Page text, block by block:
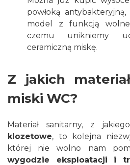
powłoką
model z funkcją
czemu unikniemy
ceramiczną miskę.
Z jakich
miski WC?
Materiał sanitarny, z
klozetowe, to kolejna
której nie wolno nam
wygodzie eksploatacji i